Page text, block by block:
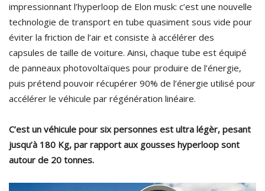
impressionnant l’hyperloop de Elon musk: c’est une nouvelle
technologie de transport en tube quasiment sous vide pour
éviter la friction de l’air et consiste à accélérer des
capsules de taille de voiture. Ainsi, chaque tube est équipé
de panneaux photovoltaïques pour produire de l’énergie,
puis prétend pouvoir récupérer 90% de l’énergie utilisé pour
accélérer le véhicule par régénération linéaire.
C’est un véhicule pour six personnes est ultra légèr, pesant
jusqu’à 180 Kg, par rapport aux gousses hyperloop sont
autour de 20 tonnes.